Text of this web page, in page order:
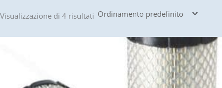
Visualizzazione di 4 risultati